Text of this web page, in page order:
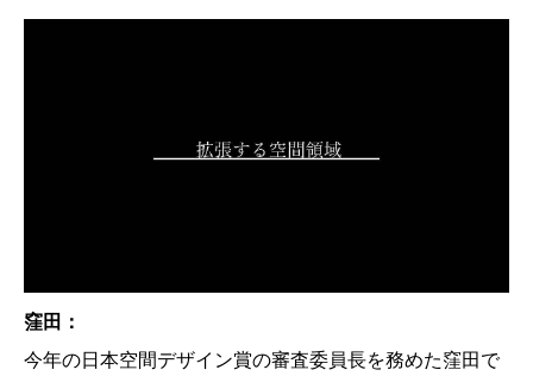
窪田：
今年の日本空間デザイン賞の審査委員長を務めた窪田で